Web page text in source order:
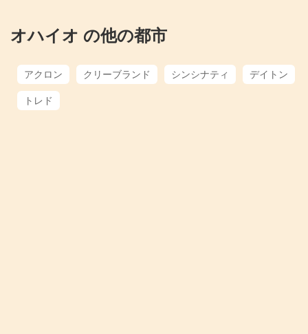
オハイオ の他の都市
アクロン クリーブランド シンシナティ
デイトン
トレド